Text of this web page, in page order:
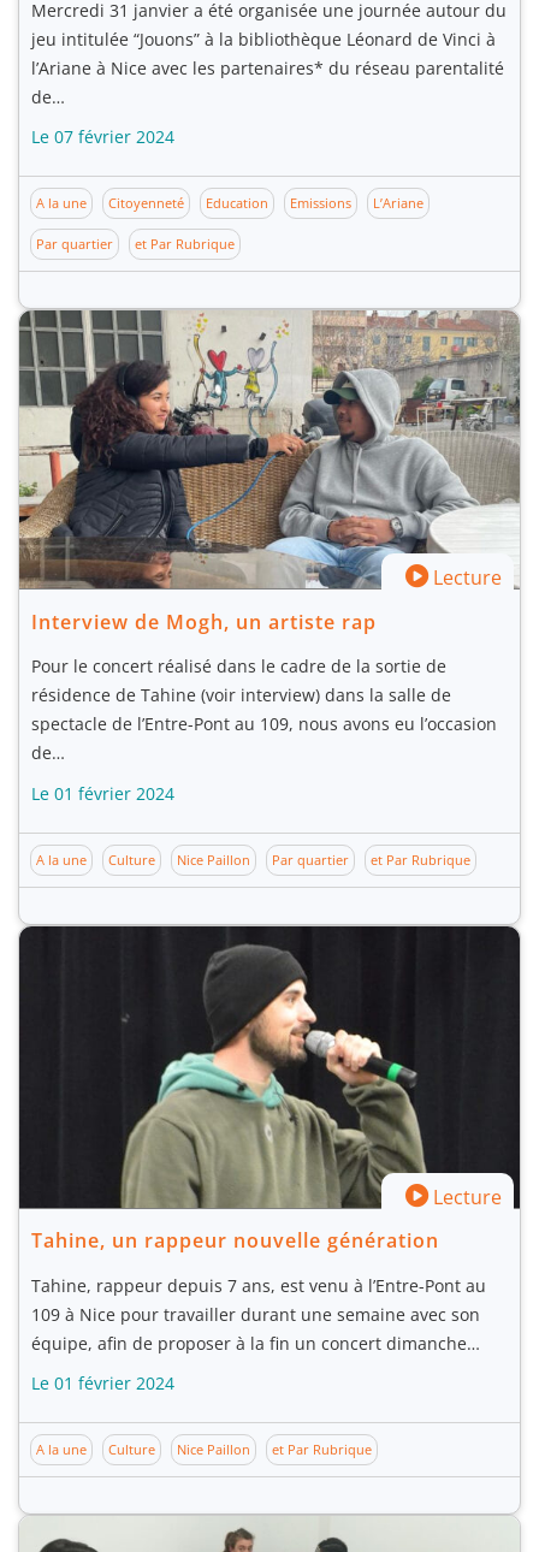
Mercredi 31 janvier a été organisée une journée autour du
jeu intitulée “Jouons” à la bibliothèque Léonard de Vinci à
l’Ariane à Nice avec les partenaires* du réseau parentalité
de…
Le 07 février 2024
A la une Citoyenneté Education Emissions L’Ariane
Par quartier et Par Rubrique
Lecture
Interview de Mogh, un artiste rap
Pour le concert réalisé dans le cadre de la sortie de
résidence de Tahine (voir interview) dans la salle de
spectacle de l’Entre-Pont au 109, nous avons eu l’occasion
de…
Le 01 février 2024
A la une Culture Nice Paillon Par quartier et Par Rubrique
Lecture
Tahine, un rappeur nouvelle génération
Tahine, rappeur depuis 7 ans, est venu à l’Entre-Pont au
109 à Nice pour travailler durant une semaine avec son
équipe, afin de proposer à la fin un concert dimanche…
Le 01 février 2024
A la une Culture Nice Paillon et Par Rubrique